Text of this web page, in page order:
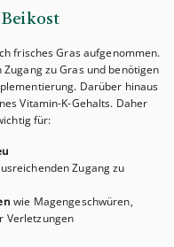
frisches Gras aufgenommen.
zu Gras und benötigen
Darüber hinaus
Vitamin-K-Gehalts. Daher
für:
Zugang zu
wie Magengeschwüren,
Verletzungen